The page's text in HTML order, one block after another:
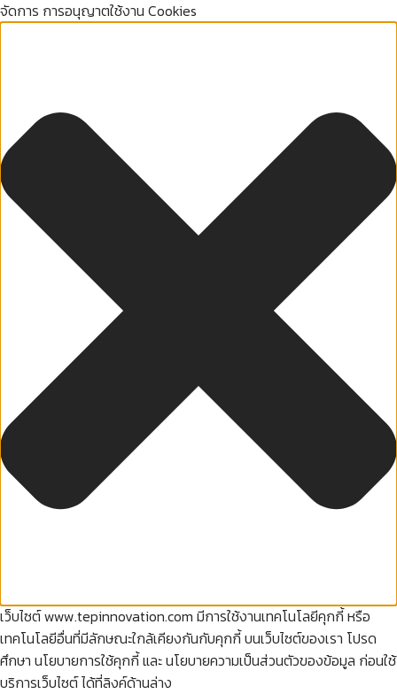
จัดการ การอนุญาตใช้งาน Cookies
เว็บไซต์ www.tepinnovation.com มีการใช้งานเทคโนโลยีคุกกี้ หรือ
เทคโนโลยีอื่นที่มีลักษณะใกล้เคียงกันกับคุกกี้ บนเว็บไซต์ของเรา โปรด
ศึกษา นโยบายการใช้คุกกี้ และ นโยบายความเป็นส่วนตัวของข้อมูล ก่อนใช้
บริการเว็บไซต์ ได้ที่ลิงค์ด้านล่าง